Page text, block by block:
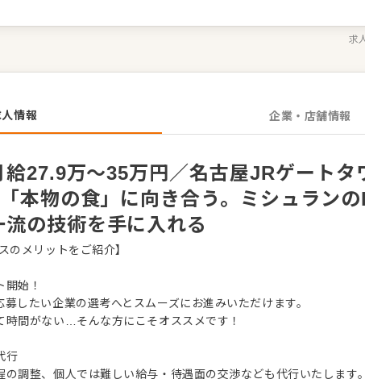
求
情報 企業・店舗情報
給27.9万～35万円／名古屋JRゲートタ
本物の食」に向き合う。ミシュラン
の技術を手に入れる
のメリットをご紹介】
始！
したい企業の選考へとスムーズにお進みいただけます。
時間がない…そんな方にこそオススメです！
行
調整、個人では難しい給与・待遇面の交渉なども代行いたします。